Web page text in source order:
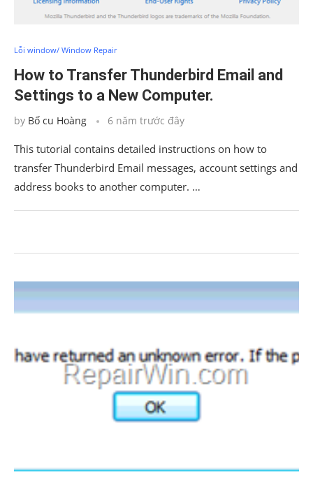
Lỗi window/ Window Repair
How to Transfer Thunderbird Email and
Settings to a New Computer.
by Bố cu Hoàng 6 năm trước đây
This tutorial contains detailed instructions on how to
transfer Thunderbird Email messages, account settings and
address books to another computer. …